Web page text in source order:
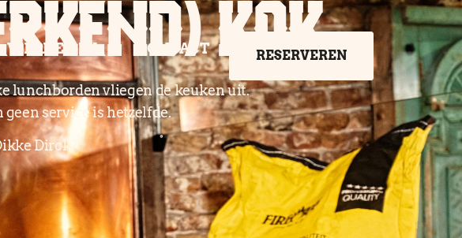
WERKEN BIJ CONTACT RESERVEREN
KOK
lunchborden vliegen de keuken uit.
service is hetzelfde.
Dirck?